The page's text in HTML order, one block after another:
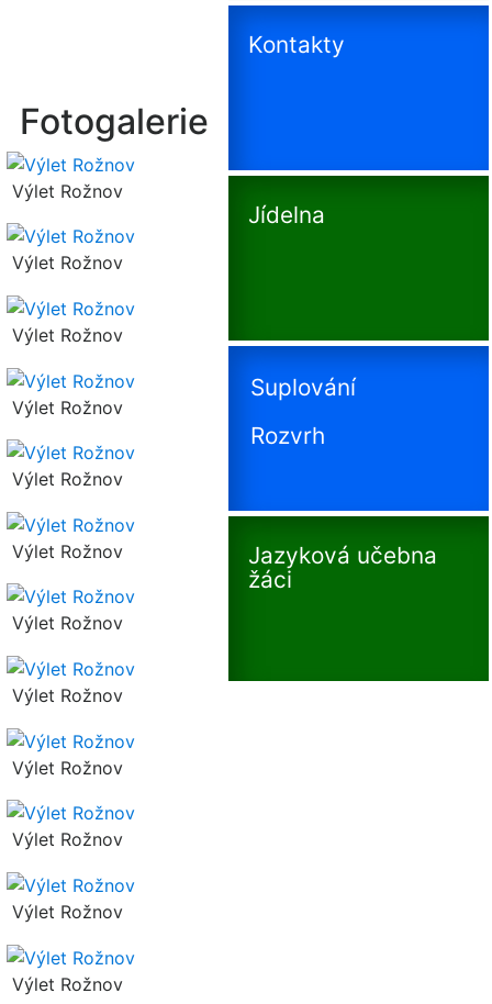
Fotogalerie
Výlet Rožnov
Výlet Rožnov
Výlet Rožnov
Výlet Rožnov
Výlet Rožnov
Výlet Rožnov
Výlet Rožnov
Výlet Rožnov
Výlet Rožnov
Výlet Rožnov
Výlet Rožnov
Výlet Rožnov
Kontakty
Jídelna
Suplování
Rozvrh
Jazyková učebna
žáci